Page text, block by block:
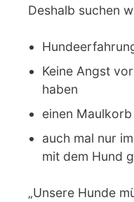
Deshalb suchen
Keine Angst
haben
einen
auch mal nur
mit dem Hund
„Unsere Hunde